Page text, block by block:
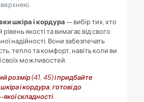
шкіра і кордура — вибір тих, хто
якості та вимагає від свого
надійності. Вони забезпечать
тепло та комфорт, навіть коли ви
можливостей.
розмір (41, 45) і придбайте
і кордура, готові до
складності.